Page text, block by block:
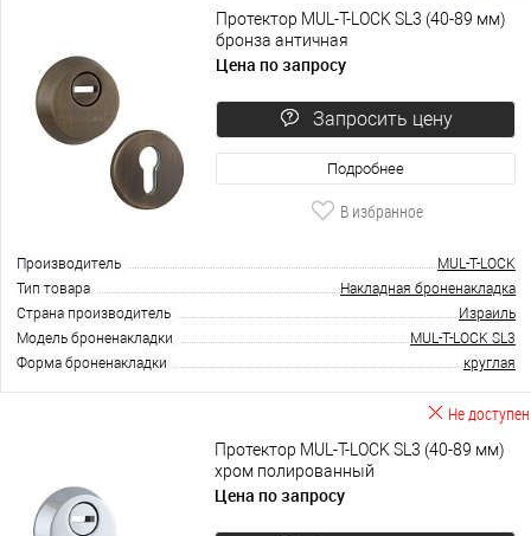
Протектор MUL-T-LOCK SL3 (40-89 мм)
бронза античная
Цена по запросу
Запросить цену
Подробнее
В избранное
Производитель
MUL-T-LOCK
Тип товара
Накладная броненакладка
Страна производитель
Израиль
Модель броненакладки
MUL-T-LOCK SL3
Форма броненакладки
круглая
Не доступен
Протектор MUL-T-LOCK SL3 (40-89 мм)
хром полированный
Цена по запросу